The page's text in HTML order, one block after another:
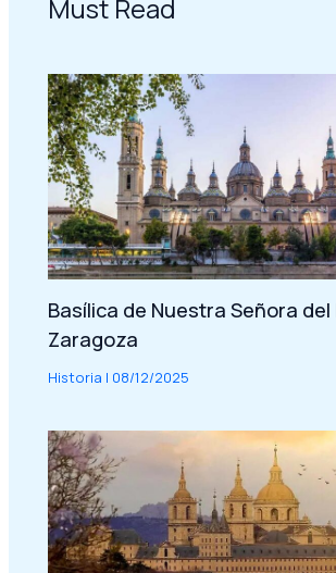
Must Read
Basílica de Nuestra Señora del
Zaragoza
Historia | 08/12/2025